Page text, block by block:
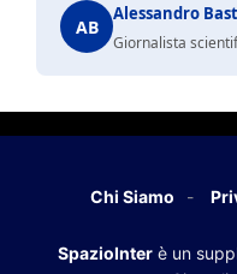
AB
Alessandro
Giornalista
Chi Siamo
SpazioInter è un